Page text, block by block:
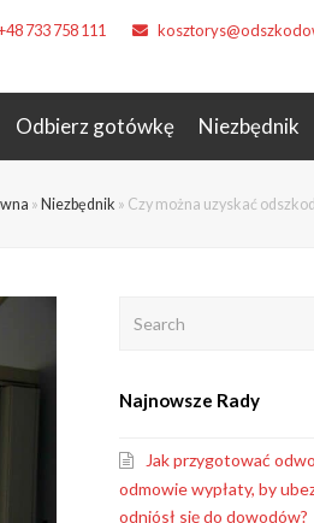
733 758 111
Odbierz gotówkę Niezbędnik
» Niezbędnik » Czy można uzyskać
Najnowsze Rady
Jak przygotować
odmowie wypłaty, by
odniósł się do dowodów?